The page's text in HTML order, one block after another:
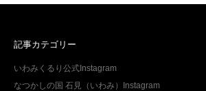
記事カテゴリー
いわみくるり公式Instagram
なつかしの国 石見（いわみ）Instagram